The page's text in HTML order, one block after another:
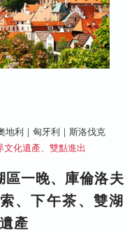
地利｜匈牙利｜斯洛伐克
化遺產、雙點進出
區一晚、庫倫洛夫
、下午茶、雙湖
產